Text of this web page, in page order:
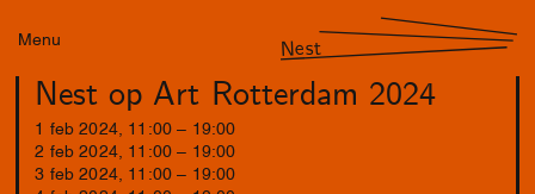
Menu Nest
Nest op Art Rotterdam 2024
1 feb 2024 11 :00 19:00
2 feb 2024 11 :00 19:00
3 feb 2024 11 :00 19:00